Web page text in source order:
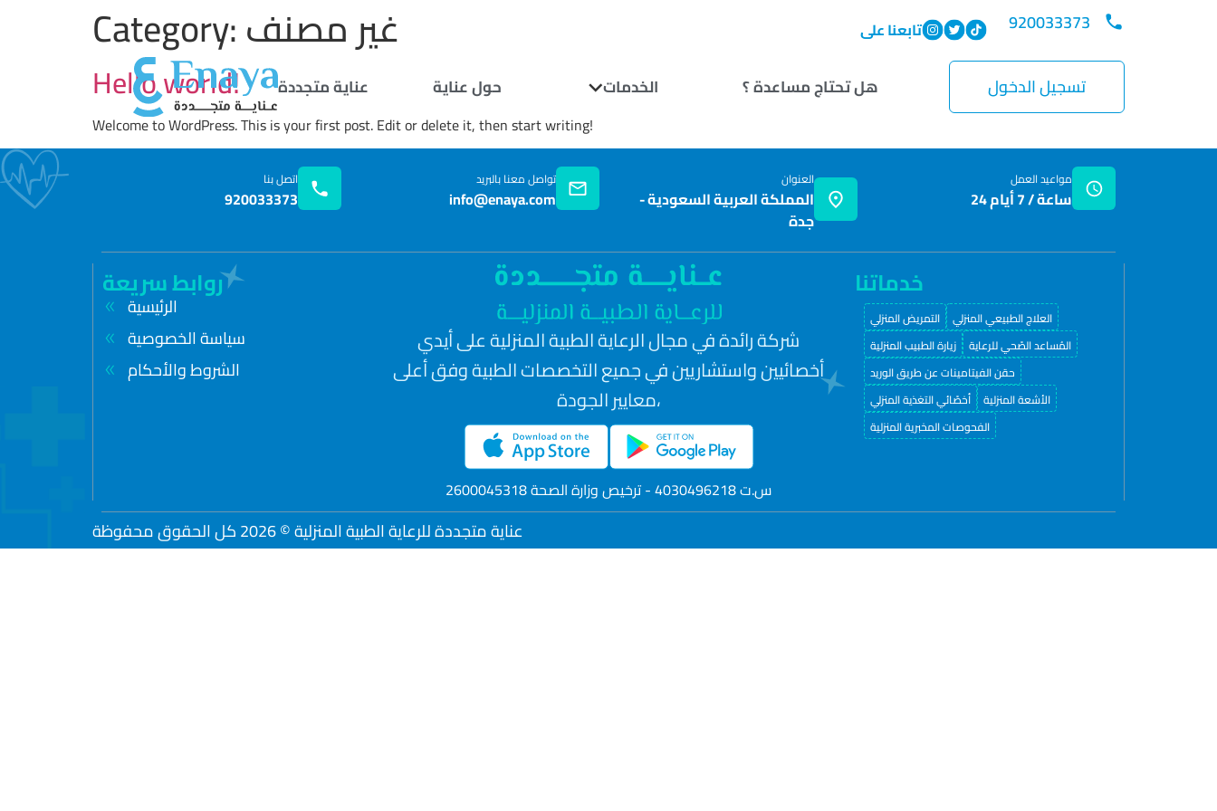
920033373 تابعنا على
عناية متجددة حول عناية الخدمات هل تحتاج مساعدة ؟ تسجيل الدخول
Category:غير مصنف
Hello world!
Welcome to WordPress. This is your first post. Edit or delete it, then start writing!
اتصل بنا
920033373
تواصل معنا بالبريد
info@enaya.com
العنوان
المملكة العربية السعودية -
جدة
مواعيد العمل
24 ساعة / 7 أيام
روابط سريعة
الرئيسية
سياسة الخصوصية
الشروط والأحكام
شركة رائدة في مجال الرعاية الطبية المنزلية على أيدي
أخصائيين واستشاريين في جميع التخصصات الطبية وفق أعلى
معايير الجودة،
س.ت 4030496218 - ترخيص وزارة الصحة 2600045318
خدماتنا
التمريض المنزلي
العلاج الطبيعي المنزلي
زيارة الطبيب المنزلية
المُساعد الصّحي للرعاية
حقن الفيتامينات عن طريق الوريد
أخصّائي التغذية المنزلي
الأشعة المنزلية
الفحوصات المخبرية المنزلية
عناية متجددة للرعاية الطبية المنزلية © 2026 كل الحقوق محفوظة